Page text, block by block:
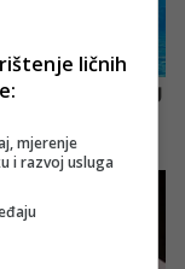
ličnih
mjerenje
i razvoj usluga